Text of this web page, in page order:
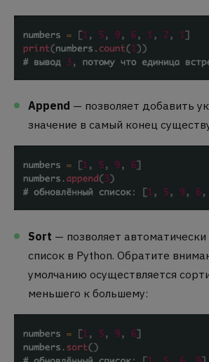
Append — позволяет добавить
значение в самый конец
Sort — позволяет
список в Python. Обратите
умолчанию осуществляется
меньшего к большему: